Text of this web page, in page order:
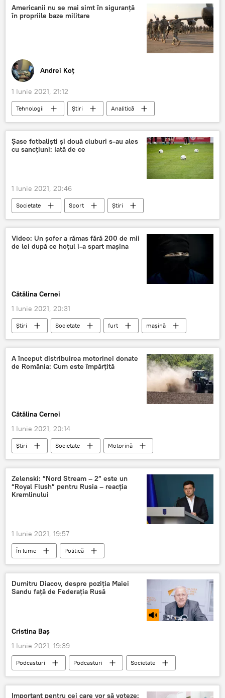
medic-nutriționist
Americanii nu se mai simt în siguranță
în propriile baze militare
Andrei Koț
1 Iunie 2021, 21:12
Tehnologii Știri
Analitică
Editoriale
Baze militare baze NATO
Șase fotbaliști și două cluburi s-au ales
cu sancțiuni: Iată de ce
1 Iunie 2021, 20:46
Societate Sport Știri
Video: Un șofer a rămas fără 200 de mii
de lei după ce hoțul i-a spart mașina
Cătălina Cernei
1 Iunie 2021, 20:31
Știri Societate furt
mașină
hoț
A început distribuirea motorinei donate
de România: Cum este împărțită
Cătălina Cernei
1 Iunie 2021, 20:14
Știri Societate
Motorină
Combustibil
agricultori
agricultorii moldoveni
Zelenski: ”Nord Stream – 2” este un
“Royal Flush” pentru Rusia – reacția
Kremlinului
1 Iunie 2021, 19:57
În lume
Politică
Relații internaționale
Volodimir Zelenski
Nord Stream-2"
Ucraina
tranzit
Kremlin
Dumitru Diacov, despre poziția Maiei
Sandu față de Federația Rusă
Cristina Baș
1 Iunie 2021, 19:39
Podcasturi Podcasturi
Societate
Republica Moldova
Opinie
Politică
Maia Sandu
Rusia România
Important pentru cei care vor să voteze: